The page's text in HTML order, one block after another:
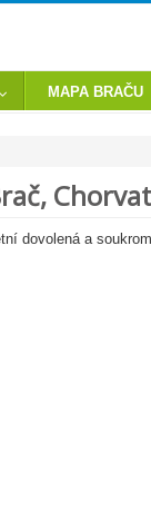
MAPA BRAČU
dovolená a